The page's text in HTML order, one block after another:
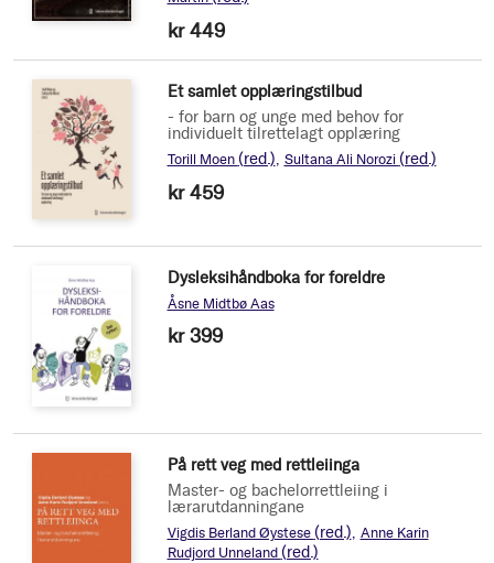
kr 449
Et samlet opplæringstilbud
- for barn og unge med behov for
individuelt tilrettelagt opplæring
Torill Moen (red.) Sultana Ali Norozi (red.)
kr 459
Dysleksihåndboka for foreldre
Åsne Midtbø Aas
kr 399
På rett veg med rettleiinga
Master- og bachelorrettleiing i
lærarutdanningane
Vigdis Berland Øystese (red.) Anne Karin
Rudjord Unneland (red.)